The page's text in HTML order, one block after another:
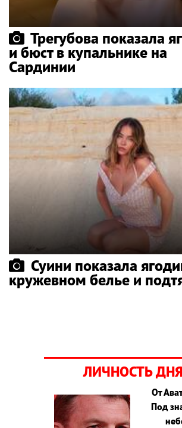
Трегубова показала
и бюст в купальнике на
Сардинии
Суини показала
кружевном белье и
ЛИЧНОСТЬ ДНЯ
От
Под